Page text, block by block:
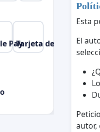
Esta
El
autor,
PayTarjeta de crédito